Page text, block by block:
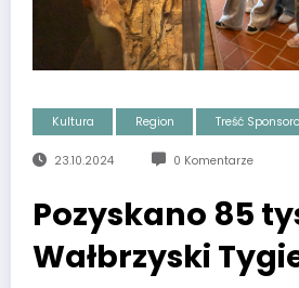
Kultura Region Treść
23.10.2024 0 Komentarze
Pozyskano 85
Wałbrzyski